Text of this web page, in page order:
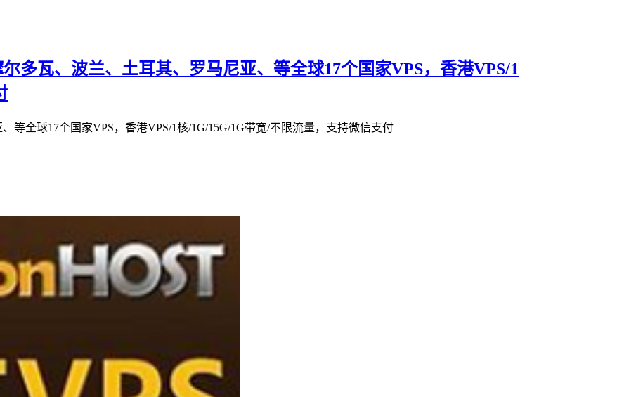
多瓦、波兰、土耳其、罗马尼亚、等全球17个国家VPS，香港VPS/1
等全球17个国家VPS，香港VPS/1核/1G/15G/1G带宽/不限流量，支持微信支付